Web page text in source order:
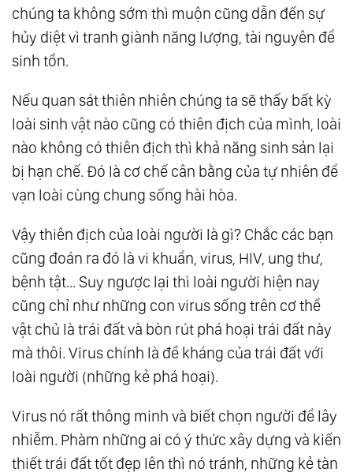
chúng ta không sớm thì muộn cũng dẫn đến sự
hủy diệt vì tranh giành năng lượng, tài nguyên để
sinh tồn.
Nếu quan sát thiên nhiên chúng ta sẽ thấy bất kỳ
loài sinh vật nào cũng có thiên địch của mình, loài
nào không có thiên địch thì khả năng sinh sản lại
bị hạn chế. Đó là cơ chế cân bằng của tự nhiên để
vạn loài cùng chung sống hài hòa.
Vậy thiên địch của loài người là gì? Chắc các bạn
cũng đoán ra đó là vi khuẩn, virus, HIV, ung thư,
bệnh tật... Suy ngược lại thì loài người hiện nay
cũng chỉ như những con virus sống trên cơ thể
vật chủ là trái đất và bòn rút phá hoại trái đất này
mà thôi. Virus chính là đề kháng của trái đất với
loài người (những kẻ phá hoại).
Virus nó rất thông minh và biết chọn người để lây
nhiễm. Phàm những ai có ý thức xây dựng và kiến
thiết trái đất tốt đẹp lên thì nó tránh, những kẻ tàn